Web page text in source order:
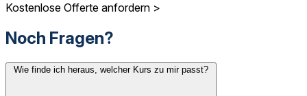
Kostenlose Offerte anfordern >
Noch Fragen?
Wie finde ich heraus, welcher Kurs zu mir passt?